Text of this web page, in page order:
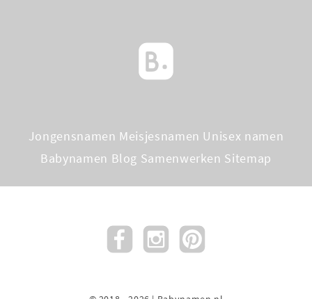
Jongensnamen Meisjesnamen Unisex namen
Babynamen Blog Samenwerken Sitemap